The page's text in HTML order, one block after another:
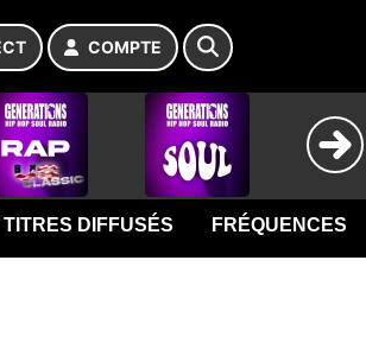
COMPTE
TITRES DIFFUSÉS FRÉQUENCES